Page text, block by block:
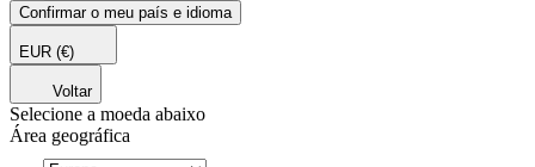
Confirmar o meu país e idioma
EUR (€)
Voltar
Selecione a moeda abaixo
Área geográfica